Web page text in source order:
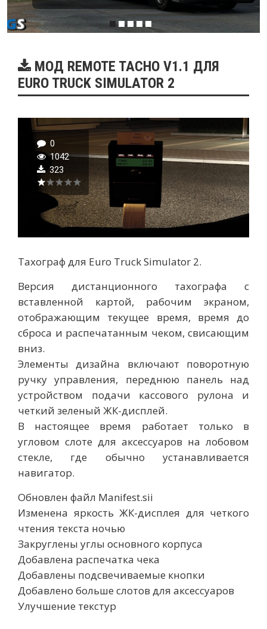
МОД REMOTE TACHO V1.1 ДЛЯ
EURO TRUCK SIMULATOR 2
0
1042
323
Тахограф для Euro Truck Simulator 2.
Версия дистанционного тахографа с
вставленной картой, рабочим экраном,
отображающим текущее время, время до
сброса и распечатанным чеком, свисающим
вниз.
Элементы дизайна включают поворотную
ручку управления, переднюю панель над
устройством подачи кассового рулона и
четкий зеленый ЖК-дисплей.
В настоящее время работает только в
угловом слоте для аксессуаров на лобовом
стекле, где обычно устанавливается
навигатор.
Обновлен файл Manifest.sii
Изменена яркость ЖК-дисплея для четкого
чтения текста ночью
Закруглены углы основного корпуса
Добавлена ​​распечатка чека
Добавлены подсвечиваемые кнопки
Добавлено больше слотов для аксессуаров
Улучшение текстур